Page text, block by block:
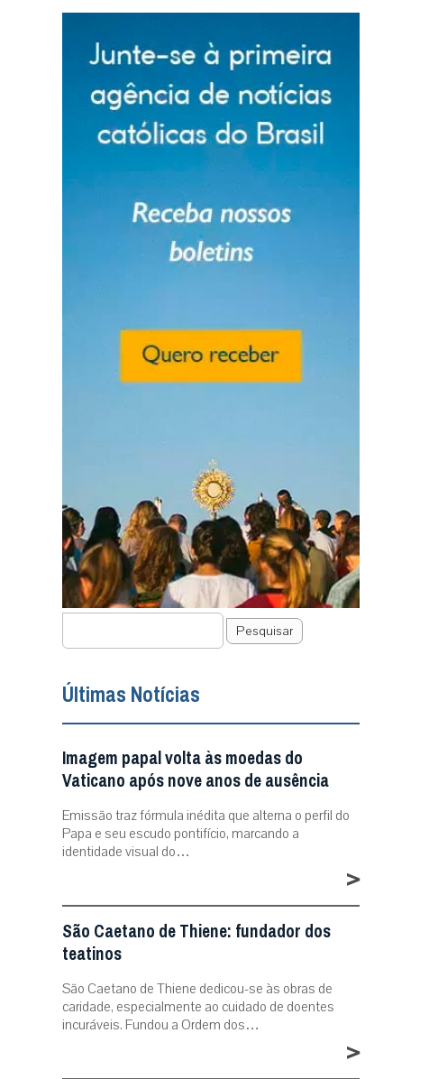
Pesquisar
Últimas Notícias
Imagem papal volta às moedas do
Vaticano após nove anos de ausência
Emissão traz fórmula inédita que alterna o perfil do
Papa e seu escudo pontifício, marcando a
identidade visual do…
>
São Caetano de Thiene: fundador dos
teatinos
São Caetano de Thiene dedicou-se às obras de
caridade, especialmente ao cuidado de doentes
incuráveis. Fundou a Ordem dos…
>